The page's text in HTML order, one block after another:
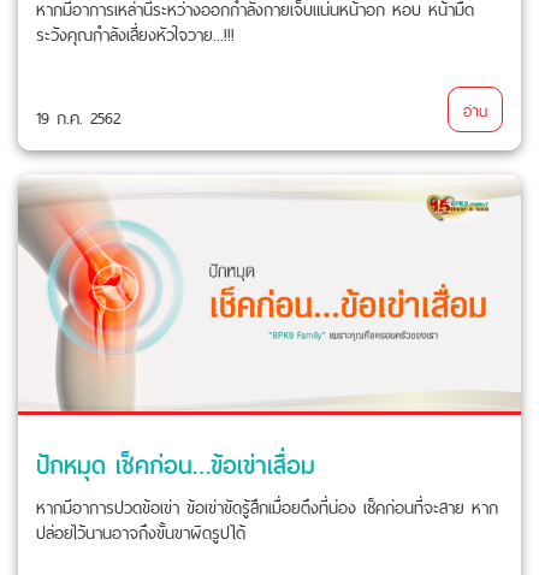
หากมีอาการเหล่านี้ระหว่างออกกำลังกายเจ็บแน่นหน้าอก หอบ หน้ามืด
ระวังคุณกำลังเสี่ยงหัวใจวาย...!!!
19 ก.ค. 2562 อ่าน
ปักหมุด เช็คก่อน…ข้อเข่าเสื่อม
หากมีอาการปวดข้อเข่า ข้อเข่าขัดรู้สึกเมื่อยตึงที่น่อง เช็คก่อนที่จะสาย หาก
ปล่อยไว้นานอาจถึงขั้นขาผิดรูปได้